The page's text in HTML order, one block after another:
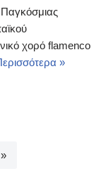
χορό flamenco
»